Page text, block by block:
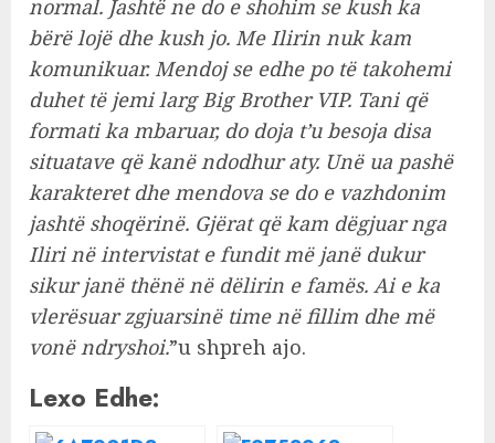
normal. Jashtë ne do e shohim se kush ka
bërë lojë dhe kush jo. Me Ilirin nuk kam
komunikuar. Mendoj se edhe po të takohemi
duhet të jemi larg Big Brother VIP. Tani që
formati ka mbaruar, do doja t’u besoja disa
situatave që kanë ndodhur aty. Unë ua pashë
karakteret dhe mendova se do e vazhdonim
jashtë shoqërinë. Gjërat që kam dëgjuar nga
Iliri në intervistat e fundit më janë dukur
sikur janë thënë në dëlirin e famës. Ai e ka
vlerësuar zgjuarsinë time në fillim dhe më
vonë ndryshoi.”u shpreh ajo.
Lexo Edhe: